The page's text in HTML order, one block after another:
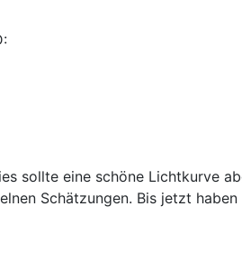
sollte eine schöne Lichtkurve
Schätzungen. Bis jetzt